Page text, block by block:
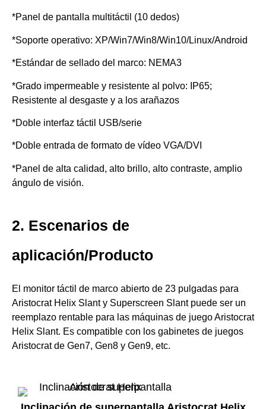
*Panel de pantalla multitáctil (10 dedos)
*Soporte operativo: XP/Win7/Win8/Win10/Linux/Android
*Estándar de sellado del marco: NEMA3
*Grado impermeable y resistente al polvo: IP65;
Resistente al desgaste y a los arañazos
*Doble interfaz táctil USB/serie
*Doble entrada de formato de vídeo VGA/DVI
*Panel de alta calidad, alto brillo, alto contraste, amplio
ángulo de visión.
2. Escenarios de
aplicación/Producto
El monitor táctil de marco abierto de 23 pulgadas para
Aristocrat Helix Slant y Superscreen Slant puede ser un
reemplazo rentable para las máquinas de juego Aristocrat
Helix Slant. Es compatible con los gabinetes de juegos
Aristocrat de Gen7, Gen8 y Gen9, etc.